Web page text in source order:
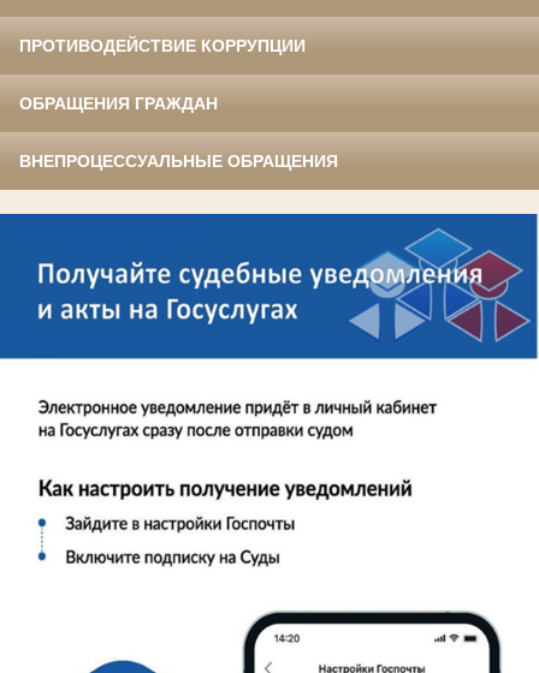
ПРОТИВОДЕЙСТВИЕ КОРРУПЦИИ
ОБРАЩЕНИЯ ГРАЖДАН
ВНЕПРОЦЕССУАЛЬНЫЕ ОБРАЩЕНИЯ